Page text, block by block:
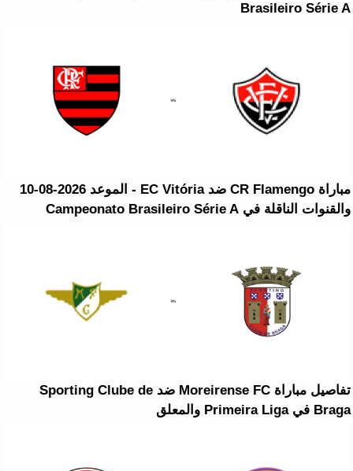
Brasileiro Série A
مباراة CR Flamengo ضد EC Vitória - الموعد 2026-08-10
والقنوات الناقلة في Campeonato Brasileiro Série A
تفاصيل مباراة Moreirense FC ضد Sporting Clube de
Braga في Primeira Liga والمعلق